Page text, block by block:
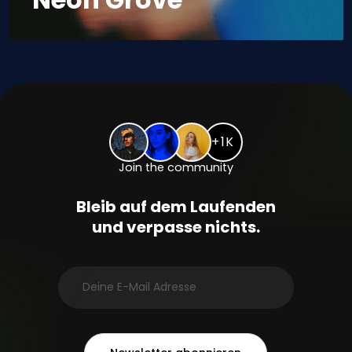
+1K
Join the community
Bleib auf dem Laufenden
und verpasse nichts.